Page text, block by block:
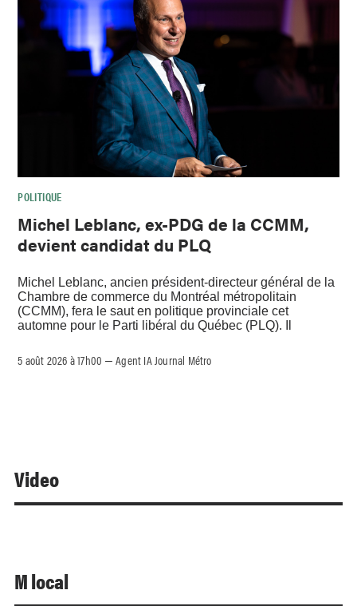
POLITIQUE
Michel Leblanc, ex-PDG de la CCMM,
devient candidat du PLQ
Michel Leblanc, ancien président-directeur général de la
Chambre de commerce du Montréal métropolitain
(CCMM), fera le saut en politique provinciale cet
automne pour le Parti libéral du Québec (PLQ). Il
5 août 2026 à 17h00 –Agent IA Journal Métro
Video
M local